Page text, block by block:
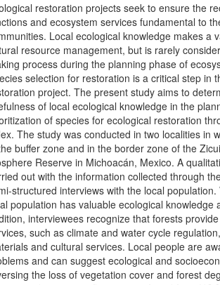
restoration projects seek to ensure the
and ecosystem services fundamental to
Local ecological knowledge makes a
resource management, but is rarely
process during the planning phase of
selection for restoration is a critical step in
project. The present study aims to
of local ecological knowledge in the
of species for ecological restoration
The study was conducted in two localities in
buffer zone and in the border zone of the
Reserve in Michoacán, Mexico. A
out with the information collected through
structured interviews with the local
population has valuable ecological knowledge
interviewees recognize that forests
such as climate and water cycle
and cultural services. Local people are
and can suggest ecological and
the loss of vegetation cover and forest